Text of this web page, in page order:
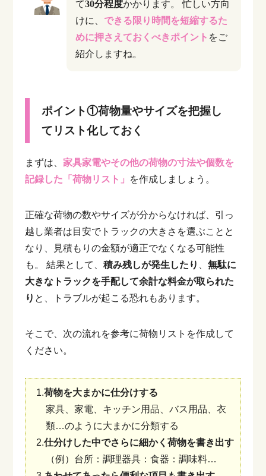
て30分程度かかります。
忙しい方向
けに、 できる限り時間を短縮するた
めに押さえておくべきポイント をご
紹介しますね。
ポイント①荷物量やサイズを把握し
てリスト化しておく
まずは、 家具家電やその他の荷物の寸法や個数を
記録した「荷物リスト」 を作成しましょう。
正確な荷物の数やサイズが分からなければ、引っ
越し業者は目安でトラックの大きさを選ぶことと
なり、見積もりの金額が適正でなくなる可能性
も。
結果として、積み残しが発生したり 、無駄に
大きなトラックを手配して余計な料金が取られた
り と、トラブルが起こる恐れもあります。
そこで、次の流れを参考に荷物リストを作成して
ください。
1.荷物を大まかに仕分けする
家具、家電、キッチン用品、バス用品、衣
類…のように大まかに分類する
2.仕分けした中でさらに細かく荷物を書き出す
（例）台所：調理器具：食器：調味料…